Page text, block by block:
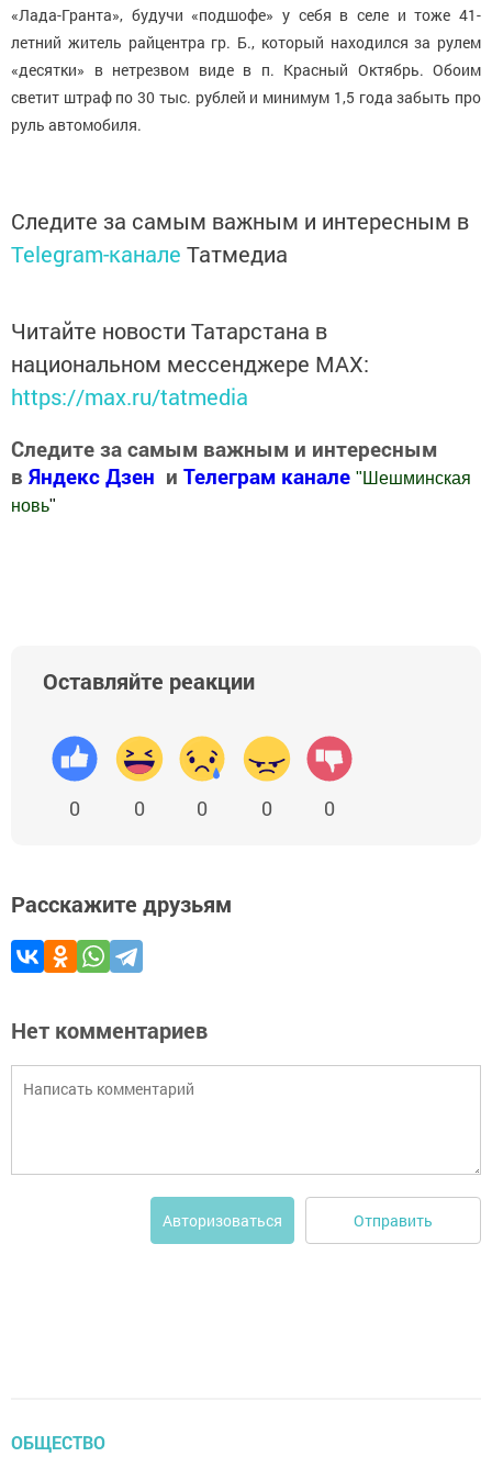
«Лада-Гранта», будучи «подшофе» у себя в селе и тоже 41-
летний житель райцентра гр. Б., который находился за рулем
«десятки» в нетрезвом виде в п. Красный Октябрь. Обоим
светит штраф по 30 тыс. рублей и минимум 1,5 года забыть про
руль автомобиля.
Следите за самым важным и интересным в
Telegram-канале Татмедиа
Читайте новости Татарстана в
национальном мессенджере MАХ:
https://max.ru/tatmedia
Следите за самым важным и интересным
в Яндекс Дзен и Телеграм канале " Шешминская
новь"
Оставляйте реакции
0 0 0 0 0
Расскажите друзьям
Нет комментариев
Авторизоваться Отправить
ОБЩЕСТВО